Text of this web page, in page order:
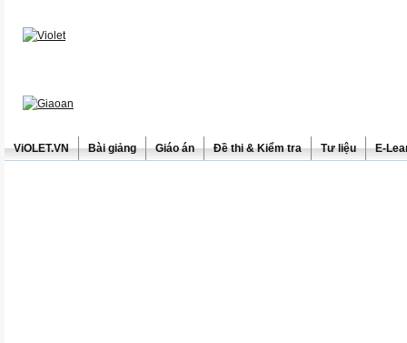
ViOLET.VN Bài giảng Giáo án Đề thi & Kiểm tra Tư liệu E-